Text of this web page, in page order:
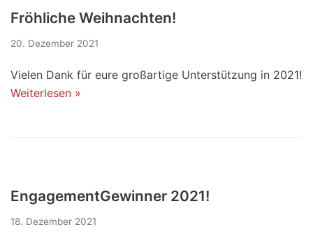
Fröhliche Weihnachten!
20. Dezember 2021
Vielen Dank für eure großartige Unterstützung in 2021!
Weiterlesen »
EngagementGewinner 2021!
18. Dezember 2021